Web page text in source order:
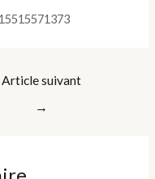
Article suivant
→